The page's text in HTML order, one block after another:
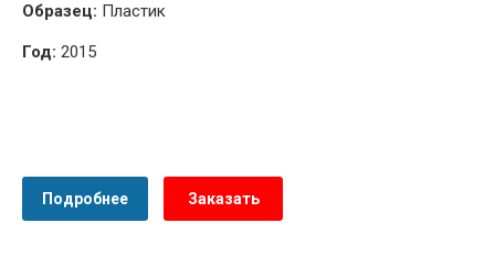
Образец: Пластик
Год: 2015
Подробнее Заказать